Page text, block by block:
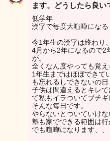
ます。どうしたら良い
低学年
漢字で毎度大喧嘩になる
今1年生の漢字は終わり、
4月から2年になるので2
が。
全くなん度やっても覚え
1年生まではほぼできて
も忘れるしできないの日
子供は間違えるとキレ
て私もイラついてブチギ
そんな毎日です。
やらないとついていけな
塾も家でできる範囲は行
でも喧嘩になります、、